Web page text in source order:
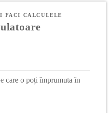
FACI CALCULELE
care o poți împrumuta în